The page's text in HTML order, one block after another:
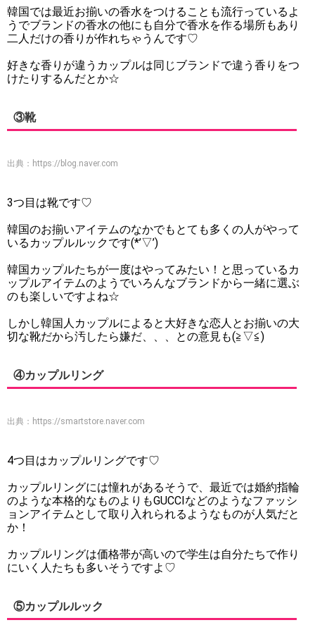
韓国では最近お揃いの香水をつけることも流行っているよ
うでブランドの香水の他にも自分で香水を作る場所もあり
二人だけの香りが作れちゃうんです♡
好きな香りが違うカップルは同じブランドで違う香りをつ
けたりするんだとか☆
③靴
出典： https://blog.naver.com
3つ目は靴です♡
韓国のお揃いアイテムのなかでもとても多くの人がやって
いるカップルルックです(*’▽’)
韓国カップルたちが一度はやってみたい！と思っているカ
ップルアイテムのようでいろんなブランドから一緒に選ぶ
のも楽しいですよね☆
しかし韓国人カップルによると大好きな恋人とお揃いの大
切な靴だから汚したら嫌だ、、、との意見も(≧▽≦)
④カップルリング
出典： https://smartstore.naver.com
4つ目はカップルリングです♡
カップルリングには憧れがあるそうで、最近では婚約指輪
のような本格的なものよりもGUCCIなどのようなファッシ
ョンアイテムとして取り入れられるようなものが人気だと
か！
カップルリングは価格帯が高いので学生は自分たちで作り
にいく人たちも多いそうですよ♡
⑤カップルルック